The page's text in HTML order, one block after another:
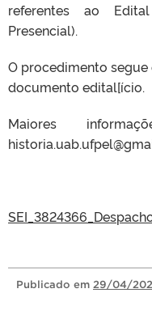
referentes ao
Presencial).
O procedimento
documento edital[ício.
Maiores
Publicado em 29/04/